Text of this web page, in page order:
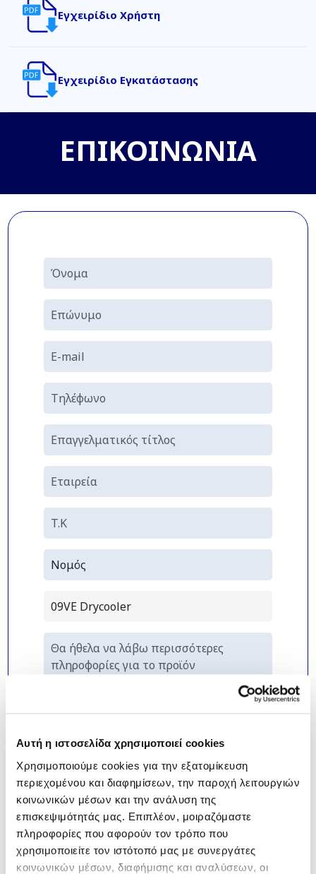
Αυτή η ιστοσελίδα χρησιμοποιεί cookies
Χρησιμοποιούμε cookies για την εξατομίκευση
περιεχομένου και διαφημίσεων, την παροχή λειτουργιών
κοινωνικών μέσων και την ανάλυση της
επισκεψιμότητάς μας. Επιπλέον, μοιραζόμαστε
πληροφορίες που αφορούν τον τρόπο που
χρησιμοποιείτε τον ιστότοπό μας με συνεργάτες
κοινωνικών μέσων, διαφήμισης και αναλύσεων, οι
Εγχειρίδιο Χρήστη
Εγχειρίδιο Εγκατάστασης
ΕΠΙΚΟΙΝΩΝΙΑ
*Δηλώνω πως έχω διαβάσει και